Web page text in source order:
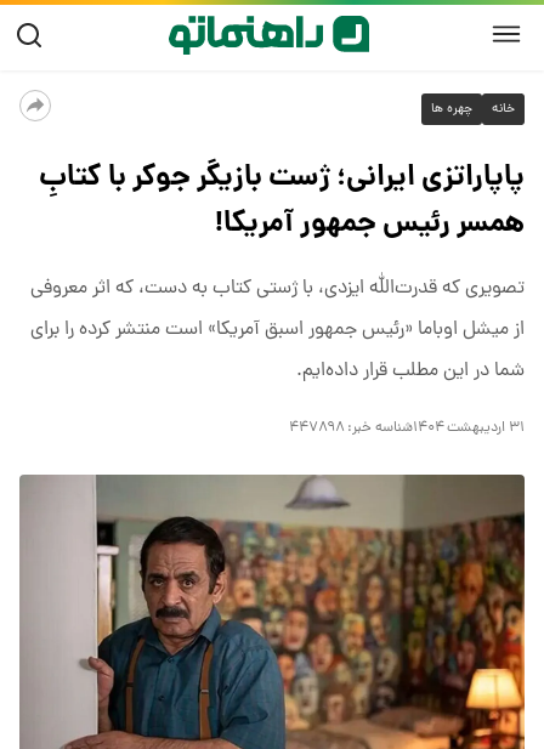
خانه چهره ها
پاپاراتزی ایرانی؛ ژست بازیگر جوکر با کتابِ
همسر رئیس جمهور آمریکا!
تصویری که قدرت‌الله ایزدی، با ژستی کتاب به دست، که اثر معروفی
از میشل اوباما «رئیس جمهور اسبق آمریکا» است منتشر کرده را برای
شما در این مطلب قرار داده‌ایم.
۳۱ اردیبهشت ۱۴۰۴ شناسه خبر: ۴۴۷۸۹۸